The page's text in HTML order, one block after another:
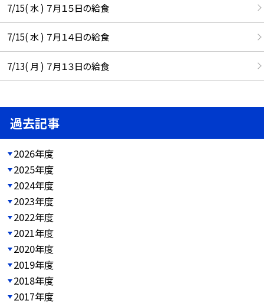
7/15( 水 ) ７月１５日の給食
7/15( 水 ) ７月１４日の給食
7/13( 月 ) ７月１３日の給食
過去記事
2026年度
2025年度
2024年度
2023年度
2022年度
2021年度
2020年度
2019年度
2018年度
2017年度